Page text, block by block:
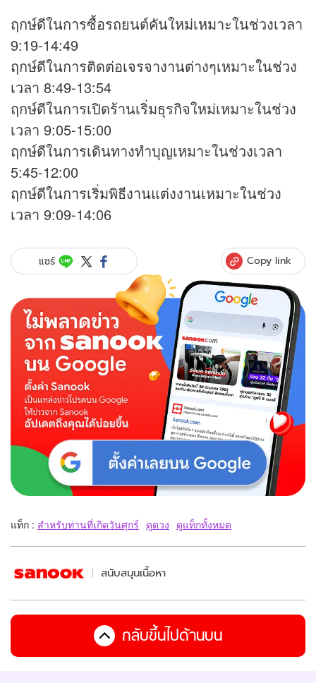
ฤกษ์ดีในการซื้อรถยนต์คันใหม่เหมาะในช่วงเวลา
9:19-14:49
ฤกษ์ดีในการติดต่อเจรจางานต่างๆเหมาะในช่วง
เวลา 8:49-13:54
ฤกษ์ดีในการเปิดร้านเริ่มธุรกิจใหม่เหมาะในช่วง
เวลา 9:05-15:00
ฤกษ์ดีในการเดินทางทำบุญเหมาะในช่วงเวลา
5:45-12:00
ฤกษ์ดีในการเริ่มพิธีงานแต่งงานเหมาะในช่วง
เวลา 9:09-14:06
แชร์ Copy link
แท็ก : สำหรับท่านที่เกิดวันศุกร์ ดูดวง ดูแท็กทั้งหมด
สนับสนุนเนื้อหา
กลับขึ้นไปด้านบน